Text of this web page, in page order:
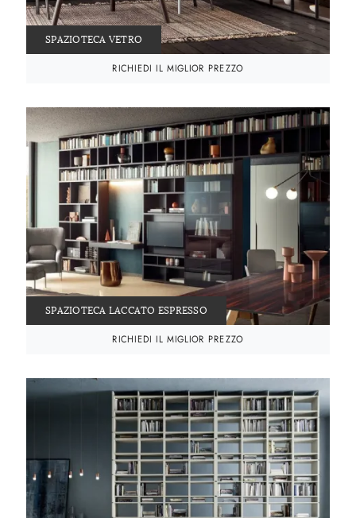
SPAZIOTECA VETRO
RICHIEDI IL MIGLIOR PREZZO
SPAZIOTECA LACCATO ESPRESSO
RICHIEDI IL MIGLIOR PREZZO